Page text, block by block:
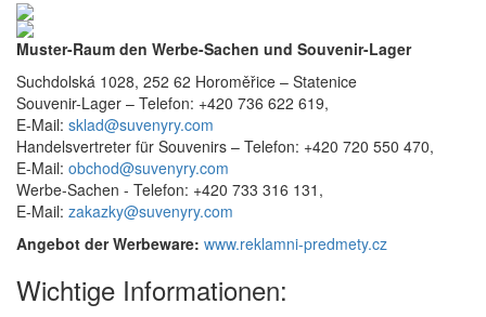
Muster-Raum den Werbe-Sachen und Souvenir-Lager
Suchdolská 1028, 252 62 Horoměřice – Statenice
Souvenir-Lager – Telefon: +420 736 622 619,
E-Mail: sklad@suvenyry.com
Handelsvertreter für Souvenirs – Telefon: +420 720 550 470,
E-Mail: obchod@suvenyry.com
Werbe-Sachen - Telefon: +420 733 316 131,
E-Mail: zakazky@suvenyry.com
Angebot der Werbeware: www.reklamni-predmety.cz
Wichtige Informationen: